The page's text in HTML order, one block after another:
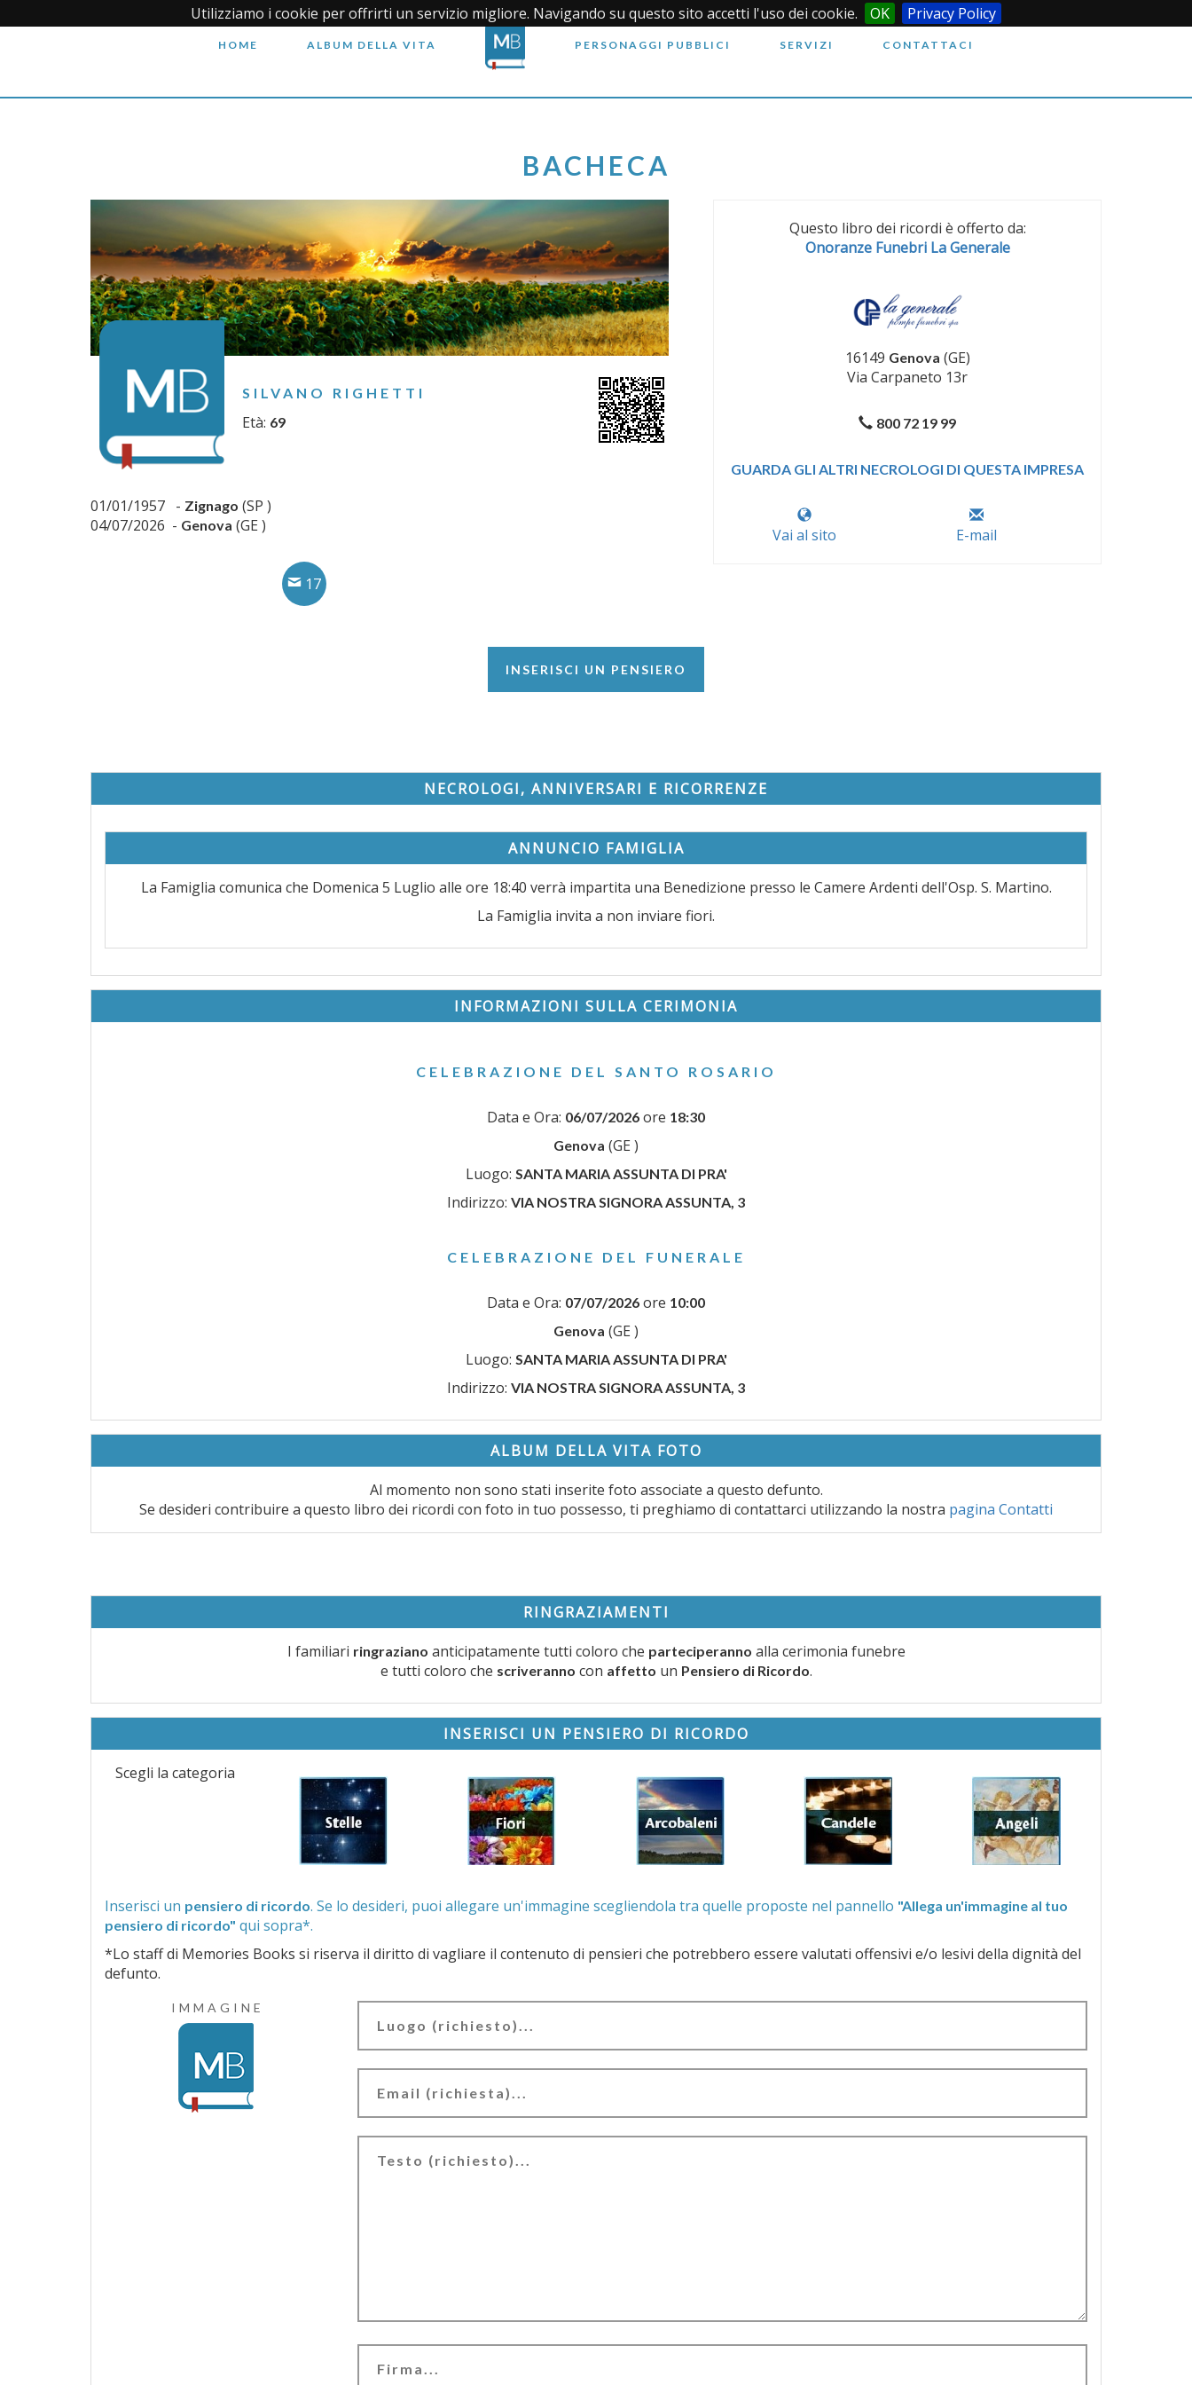
Utilizziamo i cookie per offrirti un servizio migliore. Navigando su questo sito accetti l'uso dei cookie. OK Privacy Policy
HOME ALBUM DELLA VITA PERSONAGGI PUBBLICI SERVIZI CONTATTACI
BACHECA
SILVANO RIGHETTI
Età: 69
01/01/1957 - Zignago (SP )
04/07/2026 - Genova (GE )
17
Questo libro dei ricordi è offerto da:
Onoranze Funebri La Generale
16149 Genova (GE)
Via Carpaneto 13r
800 72 19 99
GUARDA GLI ALTRI NECROLOGI DI QUESTA IMPRESA
Vai al sito E-mail
INSERISCI UN PENSIERO
NECROLOGI, ANNIVERSARI E RICORRENZE
ANNUNCIO FAMIGLIA
La Famiglia comunica che Domenica 5 Luglio alle ore 18:40 verrà impartita una Benedizione presso le Camere Ardenti dell'Osp. S. Martino.
La Famiglia invita a non inviare fiori.
INFORMAZIONI SULLA CERIMONIA
CELEBRAZIONE DEL SANTO ROSARIO
Data e Ora: 06/07/2026 ore 18:30
Genova (GE )
Luogo: SANTA MARIA ASSUNTA DI PRA'
Indirizzo: VIA NOSTRA SIGNORA ASSUNTA, 3
CELEBRAZIONE DEL FUNERALE
Data e Ora: 07/07/2026 ore 10:00
Genova (GE )
Luogo: SANTA MARIA ASSUNTA DI PRA'
Indirizzo: VIA NOSTRA SIGNORA ASSUNTA, 3
ALBUM DELLA VITA FOTO
Al momento non sono stati inserite foto associate a questo defunto.
Se desideri contribuire a questo libro dei ricordi con foto in tuo possesso, ti preghiamo di contattarci utilizzando la nostra pagina Contatti
RINGRAZIAMENTI
I familiari ringraziano anticipatamente tutti coloro che parteciperanno alla cerimonia funebre
e tutti coloro che scriveranno con affetto un Pensiero di Ricordo.
INSERISCI UN PENSIERO DI RICORDO
Scegli la categoria
Inserisci un pensiero di ricordo . Se lo desideri, puoi allegare un'immagine scegliendola tra quelle proposte nel pannello "Allega un'immagine al tuo
pensiero di ricordo" qui sopra*.
*Lo staff di Memories Books si riserva il diritto di vagliare il contenuto di pensieri che potrebbero essere valutati offensivi e/o lesivi della dignità del
defunto.
IMMAGINE